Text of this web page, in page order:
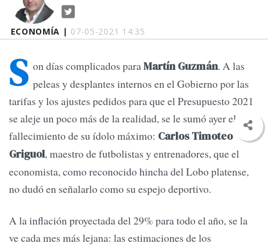
ECONOMÍA | 07-05-2021 14:35
S on días complicados paraMartín Guzmán. A las
peleas y desplantes internos en el Gobierno por las
tarifas y los ajustes pedidos para que el Presupuesto 2021
se aleje un poco más de la realidad, se le sumó ayer el
fallecimiento de su ídolo máximo: Carlos Timoteo
Griguol, maestro de futbolistas y entrenadores, que el
economista, como reconocido hincha del Lobo platense,
no dudó en señalarlo como su espejo deportivo.
A la inflación proyectada del 29% para todo el año, se la
ve cada mes más lejana: las estimaciones de los